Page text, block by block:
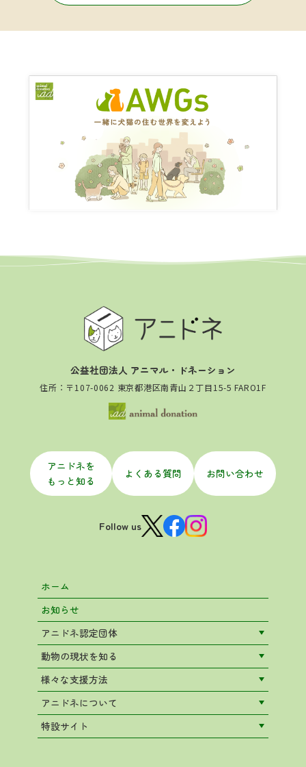
公益社団法人 アニマル・ドネーション
住所：〒107-0062 東京都港区南青山２丁目15-5 FARO1F
アニドネを
もっと知る
よくある質問 お問い合わせ
Follow us
ホーム
お知らせ
アニドネ認定団体
動物の現状を知る
様々な支援方法
アニドネについて
特設サイト